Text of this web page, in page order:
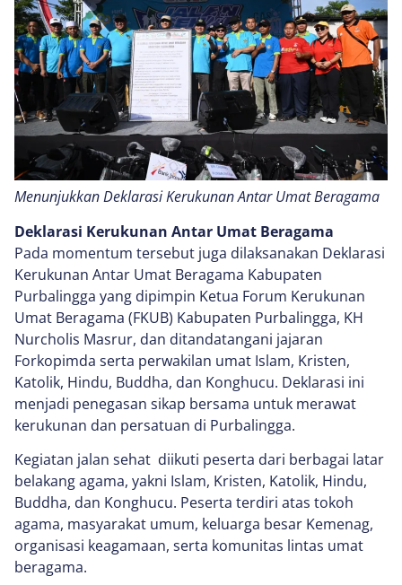
Menunjukkan Deklarasi Kerukunan Antar Umat Beragama
Deklarasi Kerukunan Antar Umat Beragama
Pada momentum tersebut juga dilaksanakan Deklarasi
Kerukunan Antar Umat Beragama Kabupaten
Purbalingga yang dipimpin Ketua Forum Kerukunan
Umat Beragama (FKUB) Kabupaten Purbalingga, KH
Nurcholis Masrur, dan ditandatangani jajaran
Forkopimda serta perwakilan umat Islam, Kristen,
Katolik, Hindu, Buddha, dan Konghucu. Deklarasi ini
menjadi penegasan sikap bersama untuk merawat
kerukunan dan persatuan di Purbalingga.
Kegiatan jalan sehat diikuti peserta dari berbagai latar
belakang agama, yakni Islam, Kristen, Katolik, Hindu,
Buddha, dan Konghucu. Peserta terdiri atas tokoh
agama, masyarakat umum, keluarga besar Kemenag,
organisasi keagamaan, serta komunitas lintas umat
beragama.